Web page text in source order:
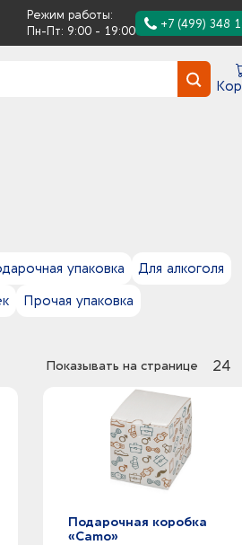
Режим работы:
Пн-Пт: 9:00 - 19:00
+7 (499) 348
упаковка
Для алкоголя
Прочая упаковка
Показывать на странице 24
Подарочная коробка
«Camo»